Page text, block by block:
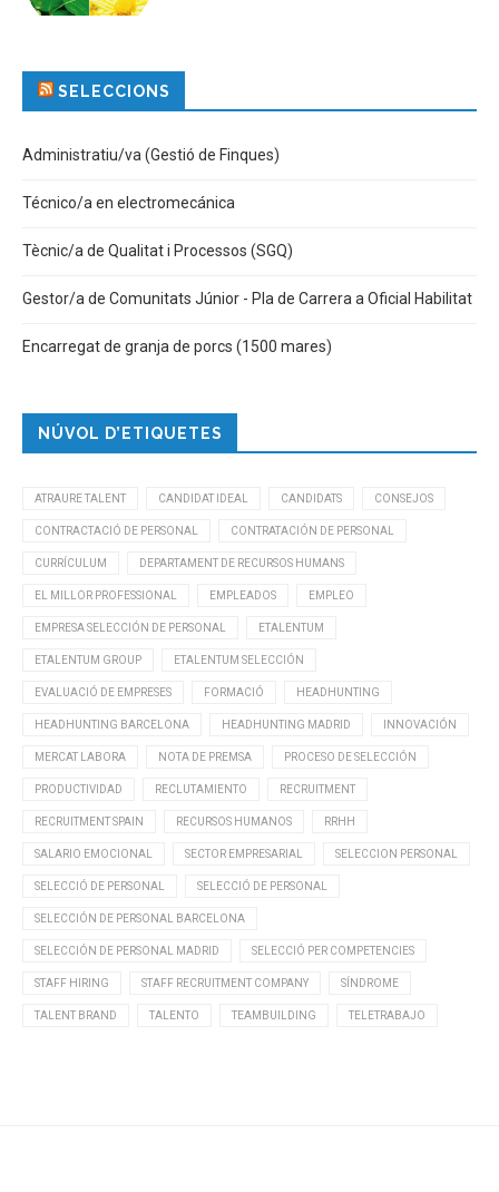
SELECCIONS
Administratiu/va (Gestió de Finques)
Técnico/a en electromecánica
Tècnic/a de Qualitat i Processos (SGQ)
Gestor/a de Comunitats Júnior - Pla de Carrera a Oficial Habilitat
Encarregat de granja de porcs (1500 mares)
NÚVOL D’ETIQUETES
ATRAURE TALENT CANDIDAT IDEAL CANDIDATS CONSEJOS
CONTRACTACIÓ DE PERSONAL CONTRATACIÓN DE PERSONAL
CURRÍCULUM DEPARTAMENT DE RECURSOS HUMANS
EL MILLOR PROFESSIONAL EMPLEADOS EMPLEO
EMPRESA SELECCIÓN DE PERSONAL ETALENTUM
ETALENTUM GROUP ETALENTUM SELECCIÓN
EVALUACIÓ DE EMPRESES FORMACIÓ HEADHUNTING
HEADHUNTING BARCELONA HEADHUNTING MADRID INNOVACIÓN
MERCAT LABORA NOTA DE PREMSA PROCESO DE SELECCIÓN
PRODUCTIVIDAD RECLUTAMIENTO RECRUITMENT
RECRUITMENT SPAIN RECURSOS HUMANOS RRHH
SALARIO EMOCIONAL SECTOR EMPRESARIAL SELECCION PERSONAL
SELECCIÓ DE PERSONAL SELECCIÓ DE PERSONAL
SELECCIÓN DE PERSONAL BARCELONA
SELECCIÓN DE PERSONAL MADRID SELECCIÓ PER COMPETENCIES
STAFF HIRING STAFF RECRUITMENT COMPANY SÍNDROME
TALENT BRAND TALENTO TEAMBUILDING TELETRABAJO